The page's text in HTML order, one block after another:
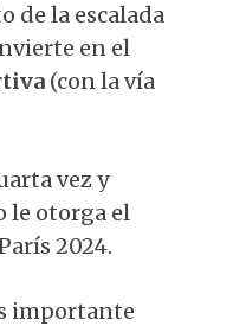
de la escalada
en el
(con la vía
vez y
le otorga el
2024.
importante